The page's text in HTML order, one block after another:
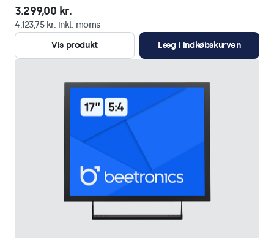
3.299,00 kr.
4.123,75 kr. inkl. moms
Vis produkt
Læg i indkøbskurven